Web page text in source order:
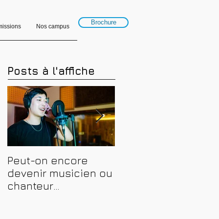
Nos campus
Brochure
Posts à l'affiche
Peut-on encore
devenir musicien ou
chanteur